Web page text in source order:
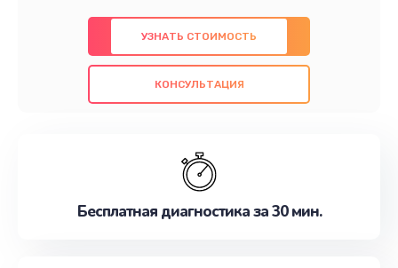
предлагаем быстрый и качественный ремонт с
использованием оригинальных компонентов, а
также гарантируем качество всех
проведенных работ. Наша цель - предоставить
наилучшим образом. Не медлите записаться на
УЗНАТЬ СТОИМОСТЬ
КОНСУЛЬТАЦИЯ
Бесплатная диагностика за 30 мин.